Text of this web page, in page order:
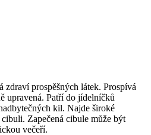
zdraví prospěšných látek. Prospívá
upravená. Patří do jídelníčků
kil. Najde široké
Zapečená cibule může být
večeří.